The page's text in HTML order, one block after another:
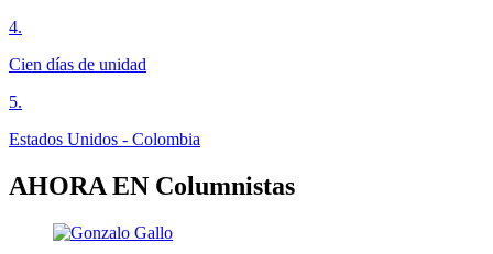
4.
Cien días de unidad
5.
Estados Unidos - Colombia
AHORA EN Columnistas